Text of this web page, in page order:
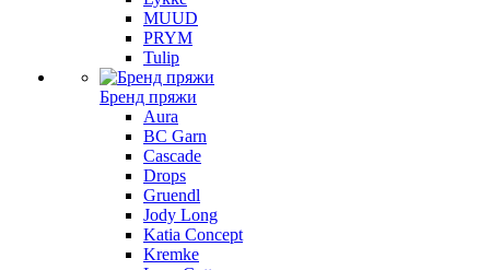
MUUD
PRYM
Tulip
Бренд пряжи
Aura
BC Garn
Cascade
Drops
Gruendl
Jody Long
Katia Concept
Kremke